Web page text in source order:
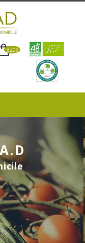
3209
HEBDOMADAIRE
ENGAGEMENT